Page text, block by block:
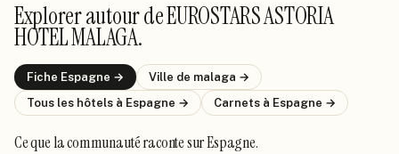
Explorer autour deEUROSTARS ASTORIA
HOTEL MALAGA.
Fiche Espagne → Ville de malaga →
Tous les hôtels à Espagne → Carnets à Espagne →
Ce que la communauté racontesur Espagne.